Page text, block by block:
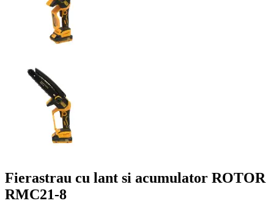
Fierastrau cu lant si acumulator ROTOR
RMC21-8